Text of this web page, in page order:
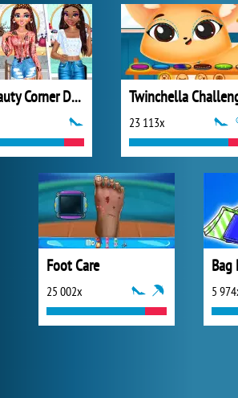
My Beauty Corner Decoration Twinchella
23 113x
Foot Care
25 002x
Bag
5